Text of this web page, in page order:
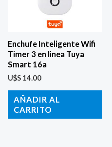
Enchufe Inteligente Wifi
Timer 3 en linea Tuya
Smart 16a
U$S 14.00
AÑADIR AL
CARRITO